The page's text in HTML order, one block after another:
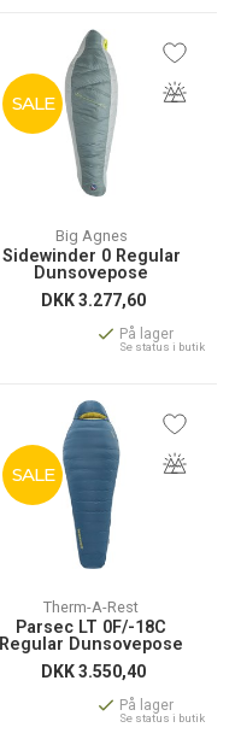
SALE
Big Agnes
Sidewinder 0 Regular
Dunsovepose
DKK3.277,60
På lager
Se status i butik
SALE
Therm-A-Rest
Parsec LT 0F/-18C
Regular Dunsovepose
DKK3.550,40
På lager
Se status i butik